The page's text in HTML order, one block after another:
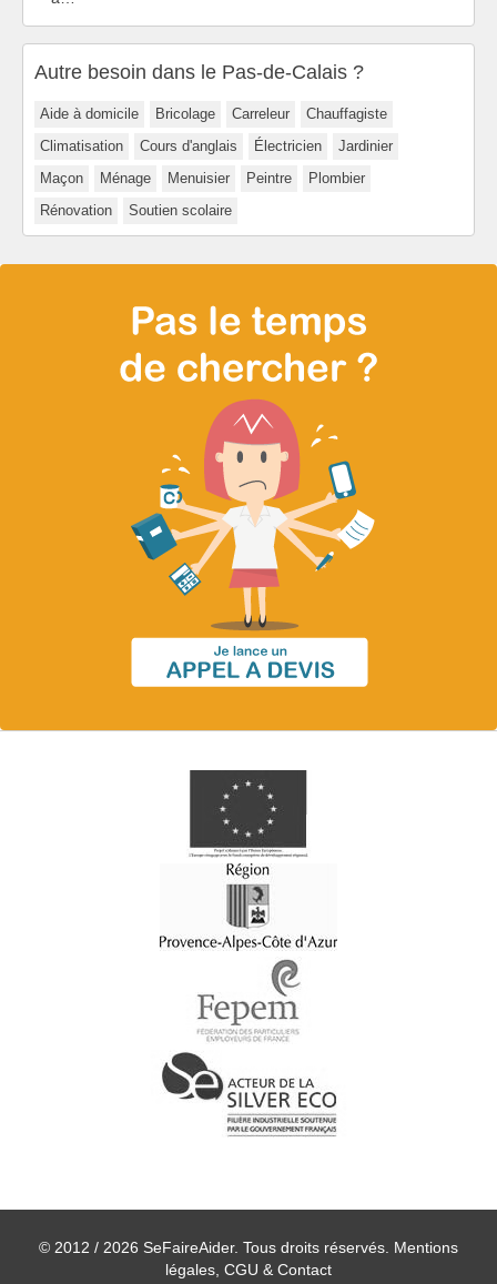
Autre besoin dans le Pas-de-Calais ?
Aide à domicile Bricolage Carreleur
Chauffagiste
Climatisation
Cours d'anglais Électricien
Jardinier
Maçon
Ménage Menuisier Peintre
Plombier
Rénovation
Soutien scolaire
© 2012 / 2026 SeFaireAider. Tous droits réservés. Mentions
légales, CGU & Contact